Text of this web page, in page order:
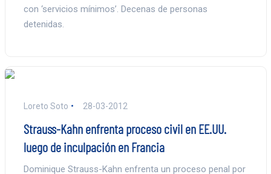
con ‘servicios mínimos’. Decenas de personas
detenidas.
Loreto Soto 28-03-2012
Strauss-Kahn enfrenta proceso civil en EE.UU.
luego de inculpación en Francia
Dominique Strauss-Kahn enfrenta un proceso penal por